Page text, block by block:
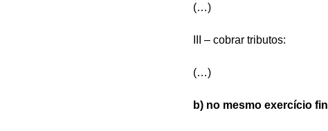
(…)
III – cobrar tributos:
(…)
b) no mesmo exercício